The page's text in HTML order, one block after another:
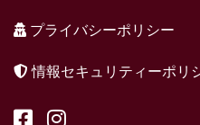
プライバシーポリシー
情報セキュリティーポリ